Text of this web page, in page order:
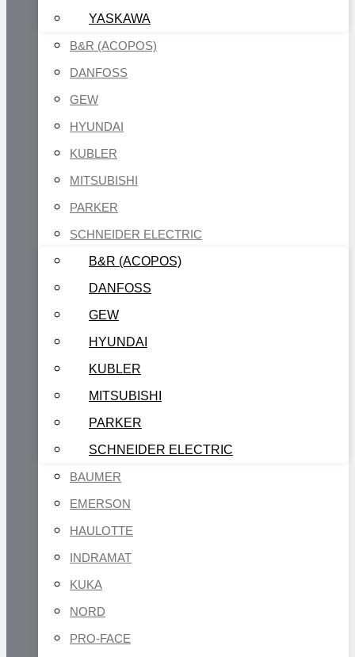
YASKAWA
B&R (ACOPOS)
DANFOSS
GEW
HYUNDAI
KUBLER
MITSUBISHI
PARKER
SCHNEIDER ELECTRIC
B&R (ACOPOS)
DANFOSS
GEW
HYUNDAI
KUBLER
MITSUBISHI
PARKER
SCHNEIDER ELECTRIC
BAUMER
EMERSON
HAULOTTE
INDRAMAT
KUKA
NORD
PRO-FACE